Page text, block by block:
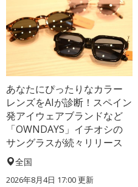
あなたにぴったりなカラー
レンズをAIが診断！スペイン
発アイウェアブランドなど
「OWNDAYS」イチオシの
サングラスが続々リリース
全国
2026年8月4日 17:00更新